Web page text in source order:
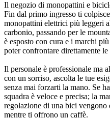
Il negozio di monopattini e
Fin dal primo ingresso ti
monopattini elettrici più leggeri
carbonio, passando per le
è esposto con cura e i marchi
poter confrontare direttamente
Il personale è professionale ma
con un sorriso, ascolta le tue
senza mai forzarti la mano. Se
squadra è veloce e precisa; la
regolazione di una bici vengono
mentre ti offrono un caffè.